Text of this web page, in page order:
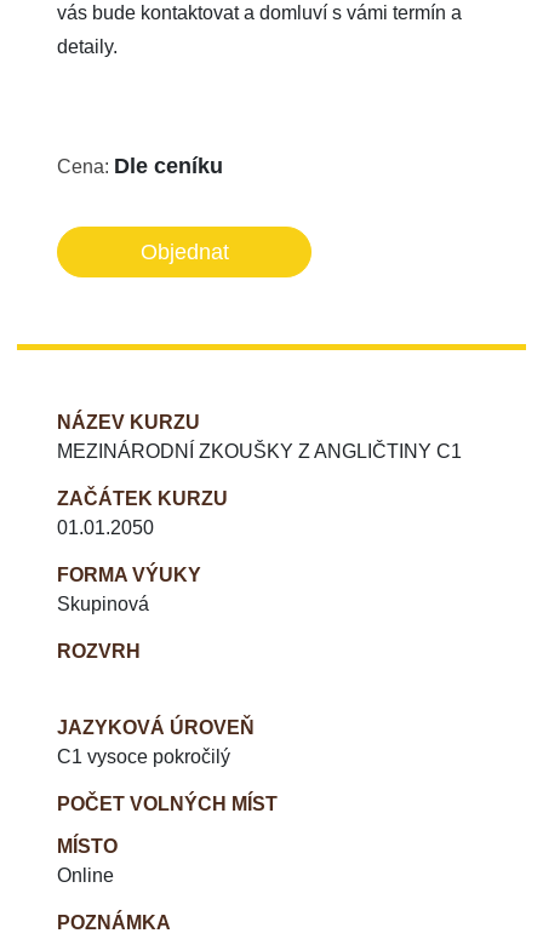
vás bude kontaktovat a domluví s vámi termín a
detaily.
Cena: Dle ceníku
Objednat
NÁZEV KURZU
MEZINÁRODNÍ ZKOUŠKY Z ANGLIČTINY C1
ZAČÁTEK KURZU
01.01.2050
FORMA VÝUKY
Skupinová
ROZVRH
JAZYKOVÁ ÚROVEŇ
C1 vysoce pokročilý
POČET VOLNÝCH MÍST
MÍSTO
Online
POZNÁMKA